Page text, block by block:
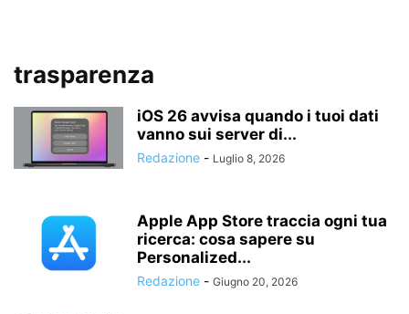
trasparenza
iOS 26 avvisa quando i tuoi dati
vanno sui server di...
Redazione - Luglio 8, 2026
Apple App Store traccia ogni tua
ricerca: cosa sapere su
Personalized...
Redazione - Giugno 20, 2026